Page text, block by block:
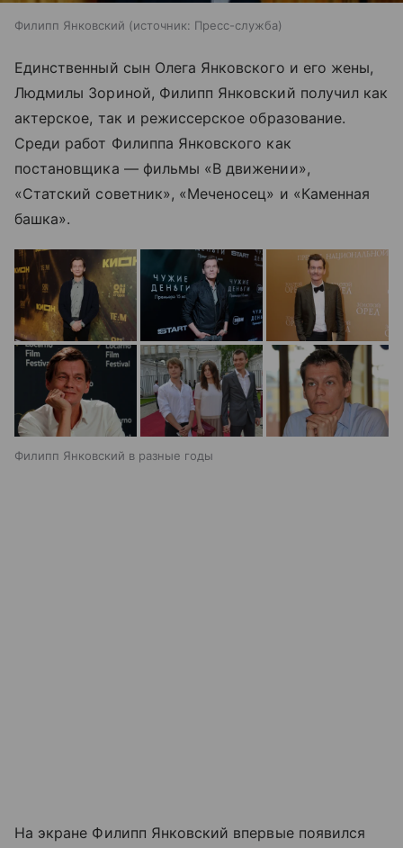
Филипп Янковский источник: Пресс-служба
Единственный сын Олега Янковского и его жены,
Людмилы Зориной, Филипп Янковский получил как
актерское, так и режиссерское образование.
Среди работ Филиппа Янковского как
постановщика — фильмы «В движении»,
«Статский советник», «Меченосец» и «Каменная
башка».
Филипп Янковский в разные годы
На экране Филипп Янковский впервые появился